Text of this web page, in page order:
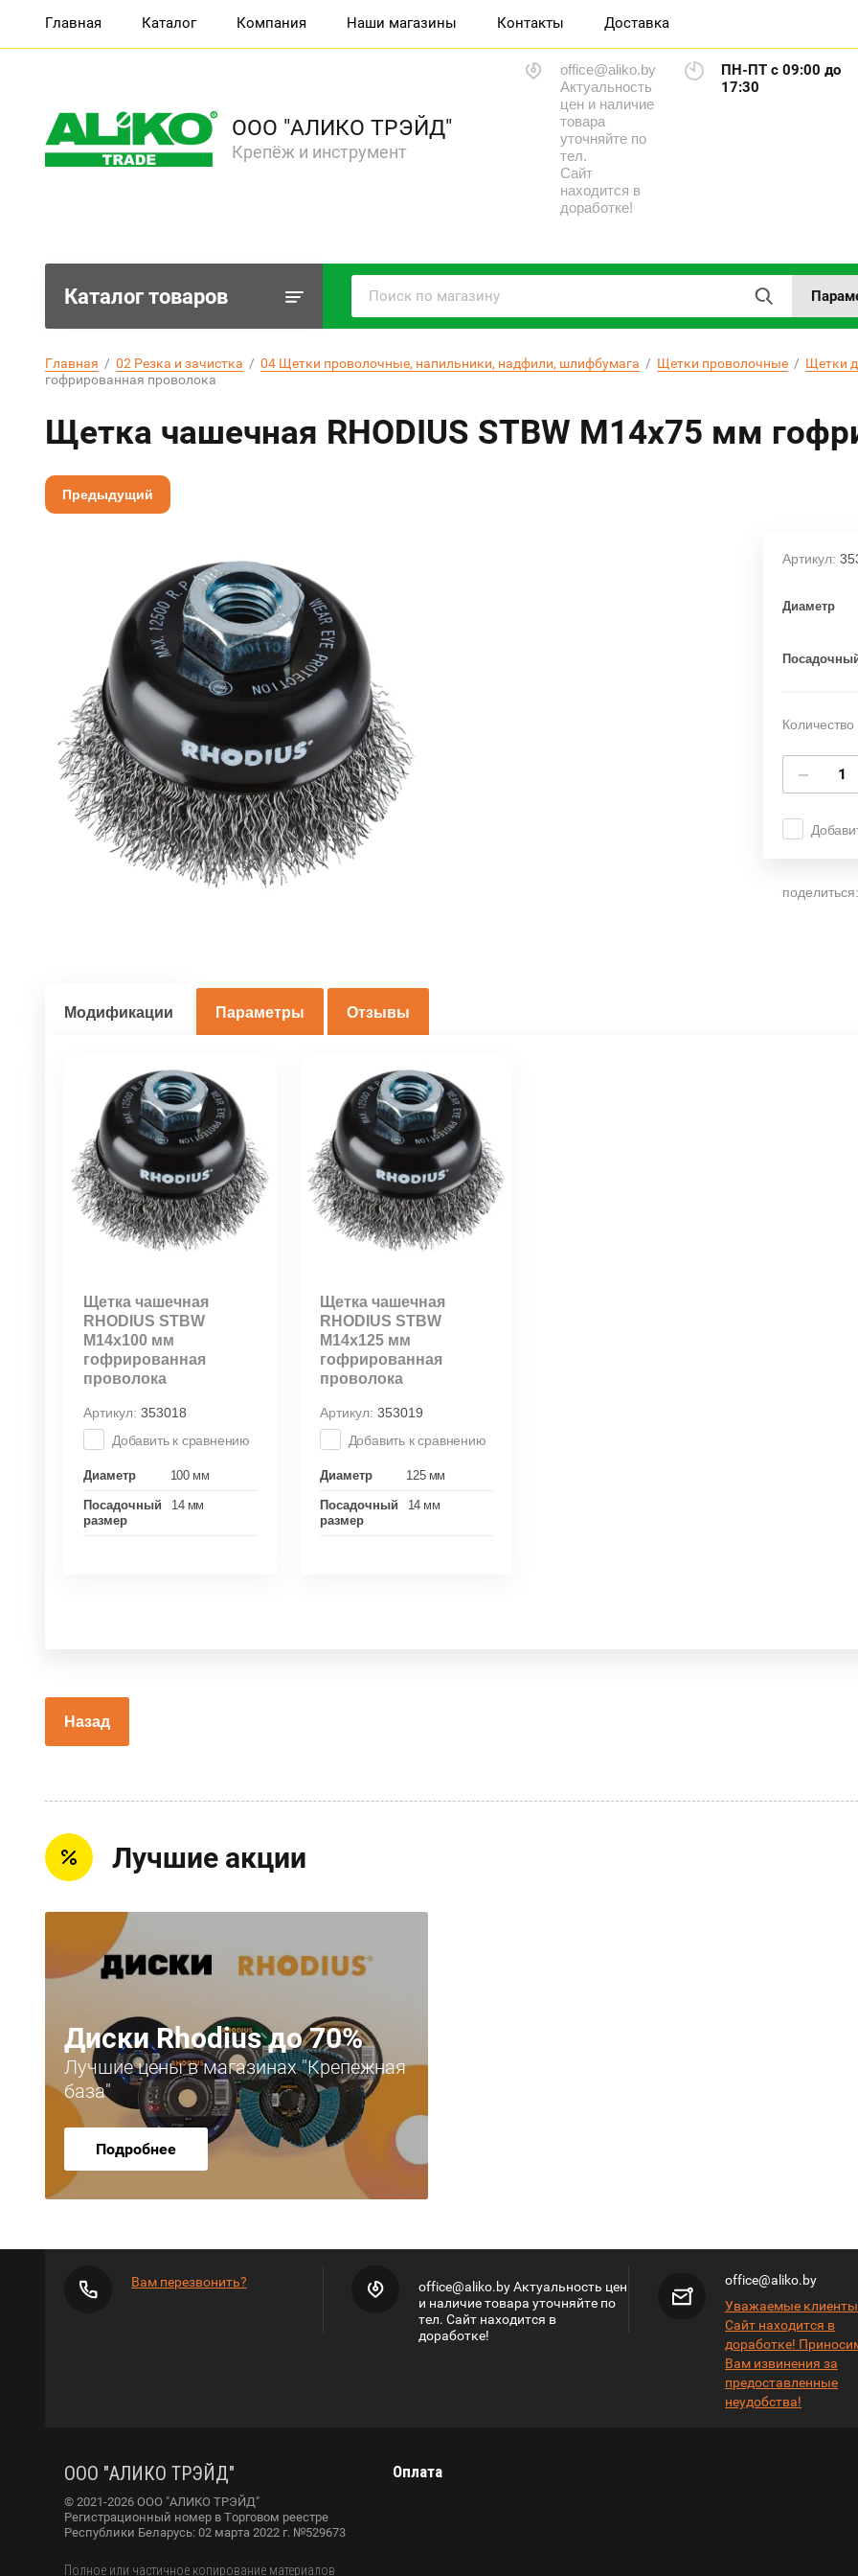
Главная Каталог Компания Наши магазины Контакты Доставка
ООО "АЛИКО ТРЭЙД"
Крепёж и инструмент
office@aliko.by
Актуальность
цен и наличие
товара
уточняйте по
тел.
Сайт
находится в
доработке!
ПН-ПТ с 09:00 до
17:30
Каталог товаров
Главная
  /
02 Резка и зачистка
  /
04 Щетки проволочные, напильники, надфили, шлифбумага
  /
Щетки проволочные
  /
Щетки
гофрированная проволока
Щетка чашечная RHODIUS STBW М14х75 мм
Предыдущий
Артикул:
Диаметр
−
Модификации Параметры Отзывы
Щетка чашечная
RHODIUS STBW
М14х100 мм
гофрированная
проволока
Артикул: 353018
Добавить к сравнению
Диаметр 100 мм
Посадочный
размер
14 мм
Щетка чашечная
RHODIUS STBW
М14х125 мм
гофрированная
проволока
Артикул: 353019
Добавить к сравнению
Диаметр 125 мм
Посадочный
размер
14 мм
Назад
Лучшие акции
Диски Rhodius до 70%
Лучшие цены в магазинах "Крепежная
база"
Подробнее
Вам перезвонить?
office@aliko.by Актуальность цен
и наличие товара уточняйте по
тел. Сайт находится в
доработке!
office@aliko.by
Уважаемые
Сайт находится в
доработке!
Вам извинения за
предоставленные
неудобства!
ООО "АЛИКО ТРЭЙД"
© 2021-2026 ООО "АЛИКО ТРЭЙД"
Регистрационный номер в Торговом реестре
Республики Беларусь: 02 марта 2022 г. №529673
Полное или частичное копирование материалов
Оплата